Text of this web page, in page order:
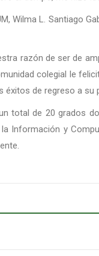
Wilma L. Santiago
razón de ser de
colegial le
de regreso a su
total de 20 grados
Información y